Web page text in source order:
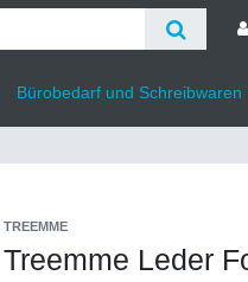
Bürobedarf und Schreibwaren
TREEMME
Treemme Leder